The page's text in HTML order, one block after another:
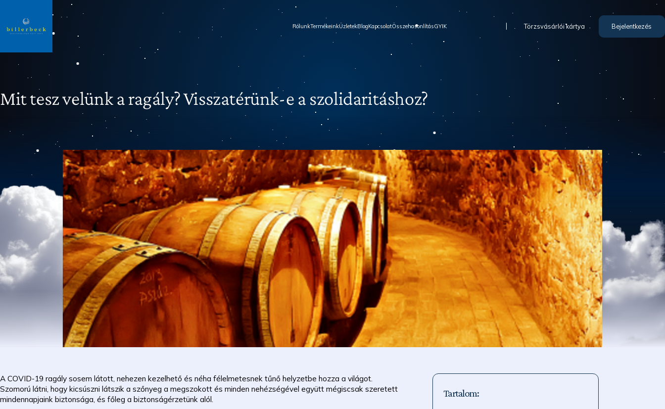
RólunkTermékeinkÜzletekBlogKapcsolatÖsszehasonlításGYIK Törzsvásárlói kártya Bejelentkezés
Mit tesz velünk a ragály? Visszatérünk-e a szolidaritáshoz?
A COVID-19 ragály sosem látott, nehezen kezelhető és néha félelmetesnek tűnő helyzetbe hozza a világot.
Szomorú látni, hogy kicsúszni látszik a szőnyeg a megszokott és minden nehézségével együtt mégiscsak szeretett
mindennapjaink biztonsága, és főleg a biztonságérzetünk alól.
Tartalom: